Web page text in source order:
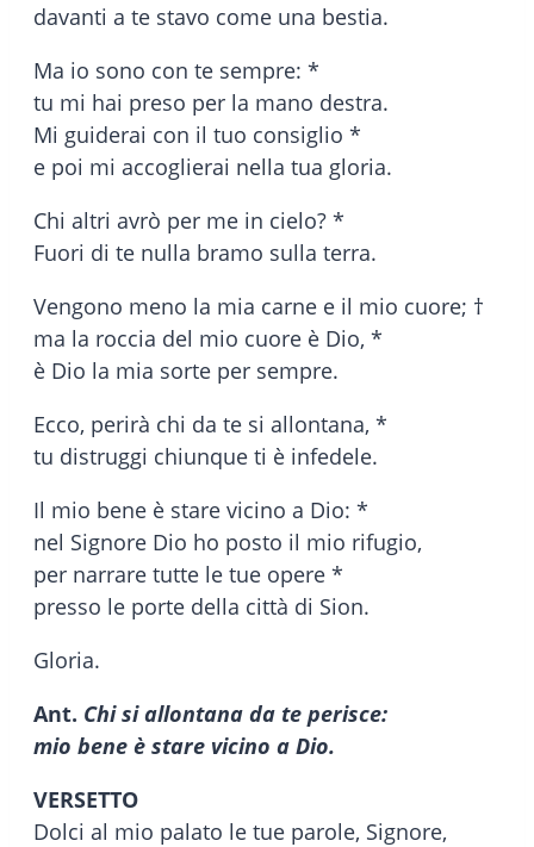
davanti a te stavo come una bestia.
Ma io sono con te sempre: *
tu mi hai preso per la mano destra.
Mi guiderai con il tuo consiglio *
e poi mi accoglierai nella tua gloria.
Chi altri avrò per me in cielo? *
Fuori di te nulla bramo sulla terra.
Vengono meno la mia carne e il mio cuore; †
ma la roccia del mio cuore è Dio, *
è Dio la mia sorte per sempre.
Ecco, perirà chi da te si allontana, *
tu distruggi chiunque ti è infedele.
Il mio bene è stare vicino a Dio: *
nel Signore Dio ho posto il mio rifugio,
per narrare tutte le tue opere *
presso le porte della città di Sion.
Gloria.
Ant. Chi si allontana da te perisce:
mio bene è stare vicino a Dio.
VERSETTO
Dolci al mio palato le tue parole, Signore,